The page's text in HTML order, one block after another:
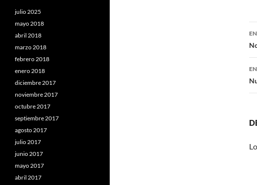
julio 2025
mayo 2018
abril 2018
marzo 2018
febrero 2018
enero 2018
diciembre 2017
noviembre 2017
octubre 2017
septiembre 2017
agosto 2017
julio 2017
junio 2017
mayo 2017
abril 2017